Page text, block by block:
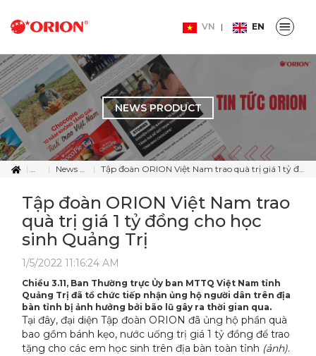
VN EN
NEWS PRODUCT
News News Product Tập đoàn ORION Việt Nam trao quà trị giá 1 tỷ đồng cho học sinh Quảng Trị
Tập đoàn ORION Việt Nam trao
quà trị giá 1 tỷ đồng cho học
sinh Quảng Trị
1/5/2022 11:16:24 AM
Chiều 3.11, Ban Thường trực Ủy ban MTTQ Việt Nam tỉnh
Quảng Trị đã tổ chức tiếp nhận ủng hộ người dân trên địa
bàn tỉnh bị ảnh hưởng bởi bão lũ gây ra thời gian qua.
Tại đây, đại diện Tập đoàn ORION đã ủng hộ phần quà
bao gồm bánh kẹo, nước uống trị giá 1 tỷ đồng để trao
tặng cho các em học sinh trên địa bàn toàn tỉnh (ảnh).